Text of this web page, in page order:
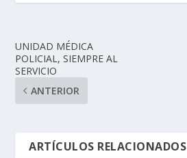
UNIDAD MÉDICA
POLICIAL, SIEMPRE AL
SERVICIO
ANTERIOR
ARTÍCULOS RELACIONADOS